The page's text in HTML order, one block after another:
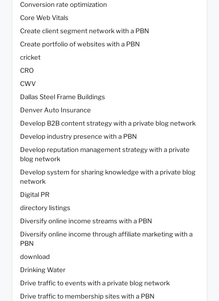
Conversion rate optimization
Core Web Vitals
Create client segment network with a PBN
Create portfolio of websites with a PBN
cricket
CRO
CWV
Dallas Steel Frame Buildings
Denver Auto Insurance
Develop B2B content strategy with a private blog network
Develop industry presence with a PBN
Develop reputation management strategy with a private
blog network
Develop system for sharing knowledge with a private blog
network
Digital PR
directory listings
Diversify online income streams with a PBN
Diversify online income through affiliate marketing with a
PBN
download
Drinking Water
Drive traffic to events with a private blog network
Drive traffic to membership sites with a PBN